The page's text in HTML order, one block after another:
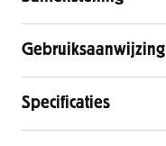
Gebruiksaanwijzing
Specificaties